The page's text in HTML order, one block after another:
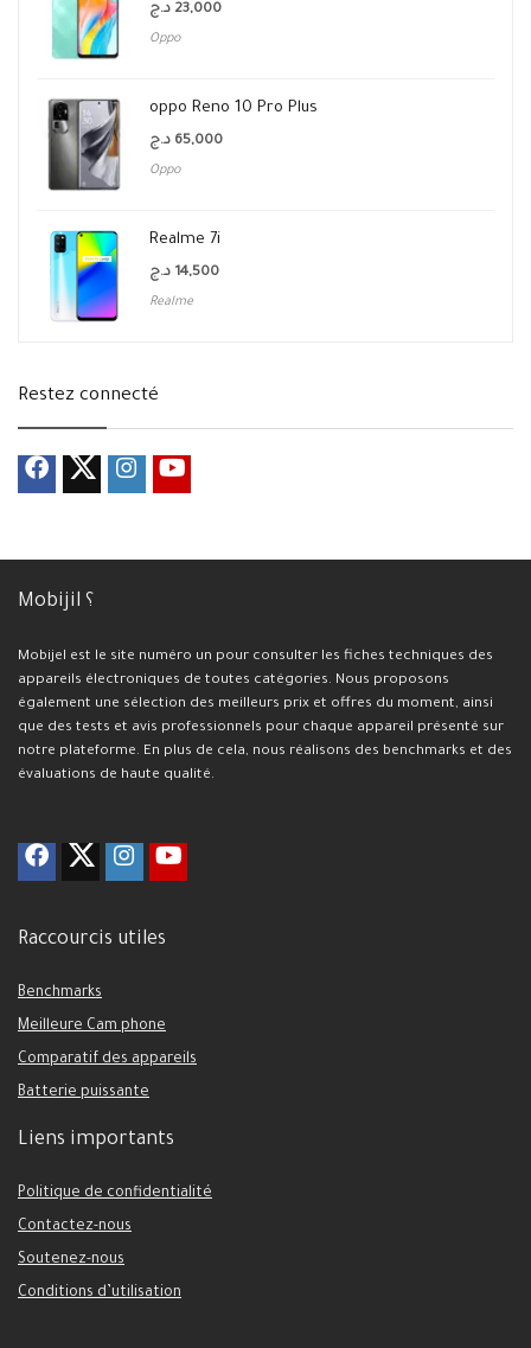
23,000 د.ج
Oppo
oppo Reno 10 Pro Plus
65,000 د.ج
Oppo
Realme 7i
14,500 د.ج
Realme
Restez connecté
Mobijil ؟
Mobijel est le site numéro un pour consulter les fiches techniques des
appareils électroniques de toutes catégories. Nous proposons
également une sélection des meilleurs prix et offres du moment, ainsi
que des tests et avis professionnels pour chaque appareil présenté sur
notre plateforme. En plus de cela, nous réalisons des benchmarks et des
évaluations de haute qualité.
Raccourcis utiles
Benchmarks
Meilleure Cam phone
Comparatif des appareils
Batterie puissante
Liens importants
Politique de confidentialité
Contactez-nous
Soutenez-nous
Conditions d’utilisation